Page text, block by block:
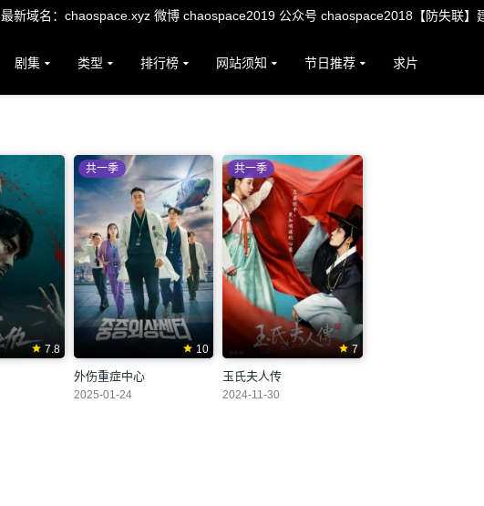
最新域名：chaospace.xyz 微博 chaospace2019 公众号 chaospace2018【防失联】
剧集 类型 排行榜 网站须知 节日推荐 求片
7.8 10
共一季
外伤重症中心
2025-01-24
7
共一季
玉氏夫人传
2024-11-30